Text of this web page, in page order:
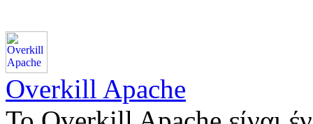
Overkill Apache